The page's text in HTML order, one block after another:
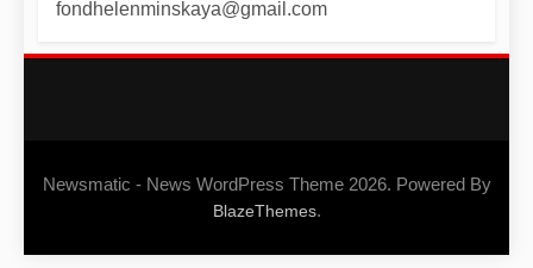
fondhelenminskaya@gmail.com
Newsmatic - News WordPress Theme 2026. Powered By
BlazeThemes.